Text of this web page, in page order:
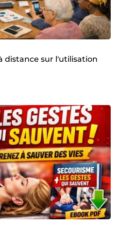
distance sur l'utilisation